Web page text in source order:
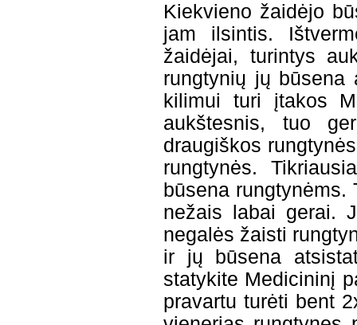
Kiekvieno žaidėjo
jam ilsintis.
žaidėjai, turintys
rungtynių jų būsena
kilimui turi įtakos
aukštesnis, tuo
draugiškos
rungtynės.
būsena
nežais labai gerai.
negalės žaisti
ir jų būsena
statykite Medicininį
pravartu turėti bent